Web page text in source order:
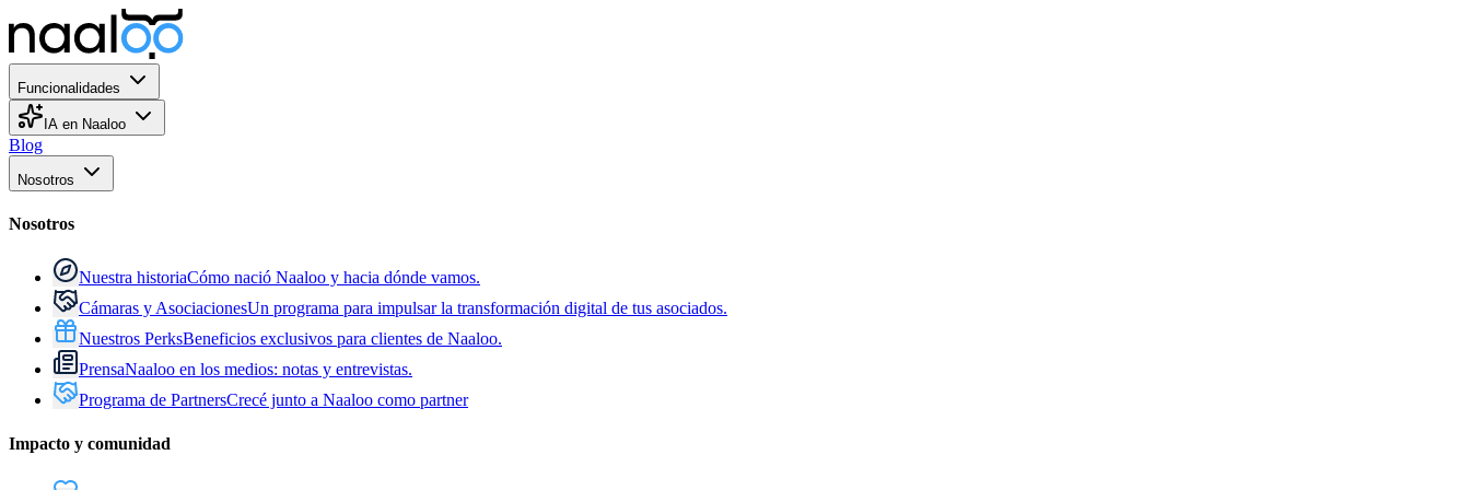
Funcionalidades
IA en Naaloo
Blog
Nosotros
Nosotros
Nuestra historiaCómo nació Naaloo y hacia dónde vamos.
Cámaras y AsociacionesUn programa para impulsar la transformación digital de tus asociados.
Nuestros PerksBeneficios exclusivos para clientes de Naaloo.
PrensaNaaloo en los medios: notas y entrevistas.
Programa de PartnersCrecé junto a Naaloo como partner
Impacto y comunidad